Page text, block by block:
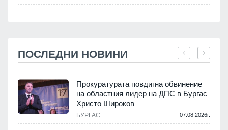
ПОСЛЕДНИ НОВИНИ
Прокуратурата повдигна обвинение
на областния лидер на ДПС в Бургас
Христо Широков
БУРГАС 07.08.2026г.